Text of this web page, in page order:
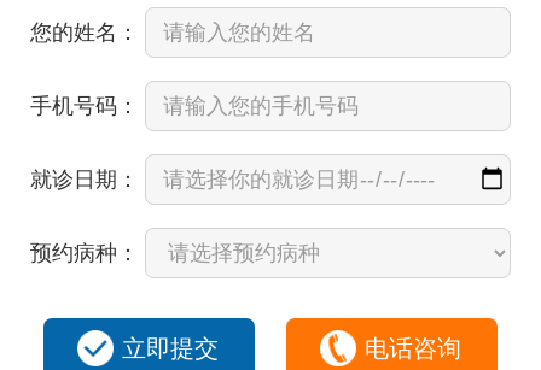
您的姓名：
手机号码：
就诊日期：
预约病种：
立即提交 电话咨询